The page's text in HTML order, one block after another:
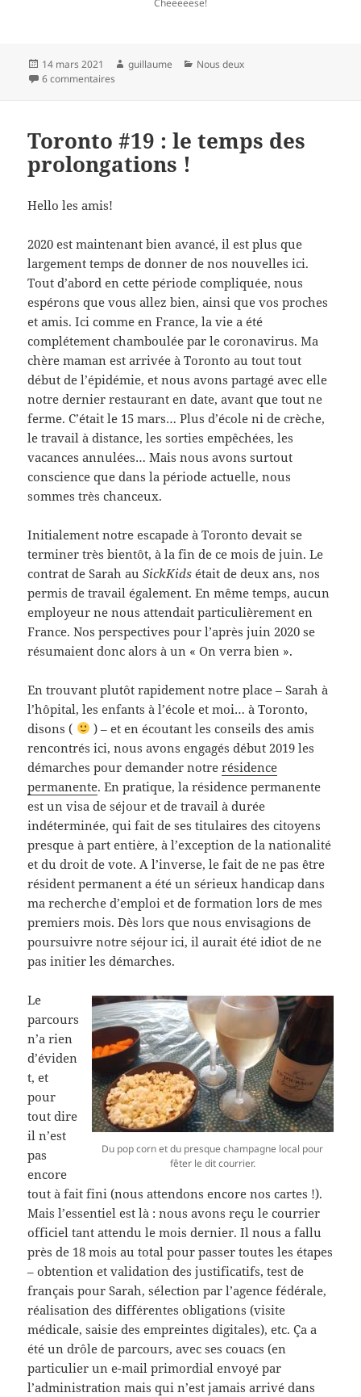
Cheeeeese!
Publié
le
14 mars 2021 Auteur
guillaume Catégories
Nous deux
6 commentaires
Toronto #19 : le temps des
prolongations !
Hello les amis!
2020 est maintenant bien avancé, il est plus que
largement temps de donner de nos nouvelles ici.
Tout d’abord en cette période compliquée, nous
espérons que vous allez bien, ainsi que vos proches
et amis. Ici comme en France, la vie a été
complétement chamboulée par le coronavirus. Ma
chère maman est arrivée à Toronto au tout tout
début de l’épidémie, et nous avons partagé avec elle
notre dernier restaurant en date, avant que tout ne
ferme. C’était le 15 mars… Plus d’école ni de crèche,
le travail à distance, les sorties empêchées, les
vacances annulées… Mais nous avons surtout
conscience que dans la période actuelle, nous
sommes très chanceux.
Initialement notre escapade à Toronto devait se
terminer très bientôt, à la fin de ce mois de juin. Le
contrat de Sarah auSickKidsétait de deux ans, nos
permis de travail également. En même temps, aucun
employeur ne nous attendait particulièrement en
France. Nos perspectives pour l’après juin 2020 se
résumaient donc alors à un « On verra bien ».
En trouvant plutôt rapidement notre place – Sarah à
l’hôpital, les enfants à l’école et moi… à Toronto,
disons (
) – et en écoutant les conseils des amis
rencontrés ici, nous avons engagés début 2019 les
démarches pour demander notrerésidence
permanente. En pratique, la résidence permanente
est un visa de séjour et de travail à durée
indéterminée, qui fait de ses titulaires des citoyens
presque à part entière, à l’exception de la nationalité
et du droit de vote. A l’inverse, le fait de ne pas être
résident permanent a été un sérieux handicap dans
ma recherche d’emploi et de formation lors de mes
premiers mois. Dès lors que nous envisagions de
poursuivre notre séjour ici, il aurait été idiot de ne
pas initier les démarches.
Du pop corn et du presque champagne local pour
fêter le dit courrier.
Le
parcours
n’a rien
d’éviden
t, et
pour
tout dire
il n’est
pas
encore
tout à fait fini (nous attendons encore nos cartes !).
Mais l’essentiel est là : nous avons reçu le courrier
officiel tant attendu le mois dernier. Il nous a fallu
près de 18 mois au total pour passer toutes les étapes
– obtention et validation des justificatifs, test de
français pour Sarah, sélection par l’agence fédérale,
réalisation des différentes obligations (visite
médicale, saisie des empreintes digitales), etc. Ça a
été un drôle de parcours, avec ses couacs (en
particulier un e-mail primordial envoyé par
l’administration mais qui n’est jamais arrivé dans